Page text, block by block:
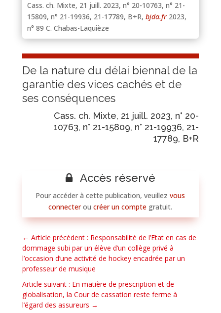
Cass. ch. Mixte, 21 juill. 2023, n° 20-10763, n° 21-
15809, n° 21-19936, 21-17789, B+R, bjda.fr2023,
n° 89 C. Chabas-Laquièze
De la nature du délai biennal de la
garantie des vices cachés et de
ses conséquences
Cass. ch. Mixte, 21 juill. 2023, n° 20-
10763, n° 21-15809, n° 21-19936, 21-
17789, B+R
Accès réservé
Pour accéder à cette publication, veuillezvous
connecteroucréer un compte gratuit.
← Article précédent : Responsabilité de l’Etat en cas de
dommage subi par un élève d’un collège privé à
l’occasion d’une activité de hockey encadrée par un
professeur de musique
Article suivant : En matière de prescription et de
globalisation, la Cour de cassation reste ferme à
l’égard des assureurs →